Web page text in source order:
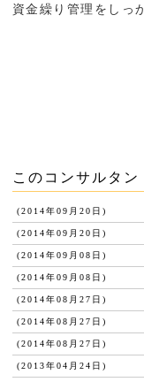
資金繰り管理をしっ
このコンサルタ
(2014年09月20日)
(2014年09月20日)
(2014年09月08日)
(2014年09月08日)
(2014年08月27日)
(2014年08月27日)
(2014年08月27日)
(2013年04月24日)